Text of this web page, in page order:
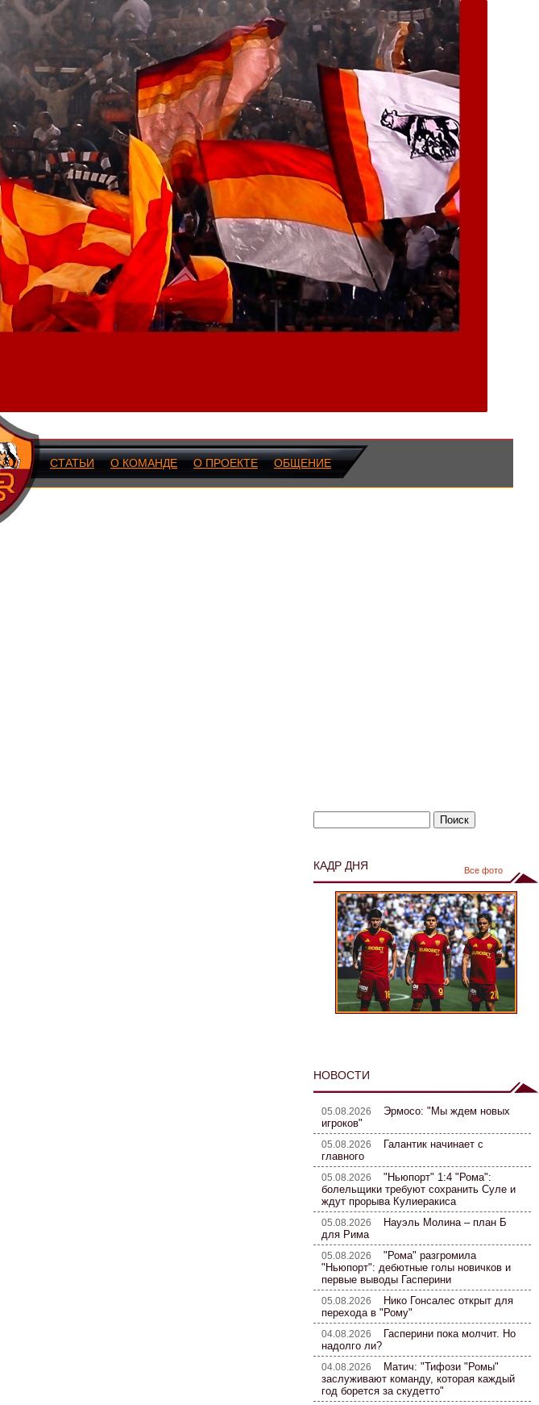
СТАТЬИ О КОМАНДЕ О ПРОЕКТЕ ОБЩЕНИЕ
КАДР ДНЯ Все фото
НОВОСТИ
05.08.2026 Эрмосо: "Мы ждем новых
игроков"
05.08.2026
Галантик начинает с
главного
05.08.2026 "Ньюпорт" 1:4 "Рома":
болельщики требуют сохранить Суле и
ждут прорыва Кулиеракиса
05.08.2026
Науэль Молина – план Б
для Рима
05.08.2026 "Рома" разгромила
"Ньюпорт": дебютные голы новичков и
первые выводы Гасперини
05.08.2026
Нико Гонсалес открыт для
перехода в "Рому"
04.08.2026
Гасперини пока молчит. Но
надолго ли?
04.08.2026
Матич: "Тифози "Ромы"
заслуживают команду, которая каждый
год борется за скудетто"